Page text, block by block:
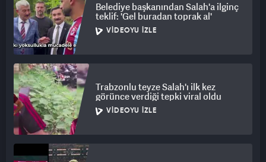
Belediye başkanından Salah'a ilginç
teklif: 'Gel buradan toprak al'
VIDEOYU İZLE
Trabzonlu teyze Salah'ı ilk kez
görünce verdiği tepki viral oldu
VIDEOYU İZLE